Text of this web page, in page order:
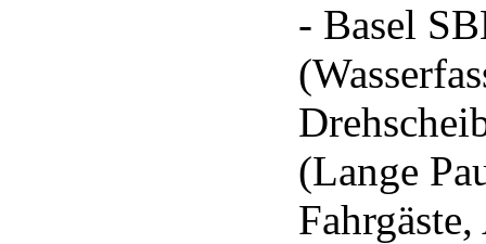
- Basel
(Lange